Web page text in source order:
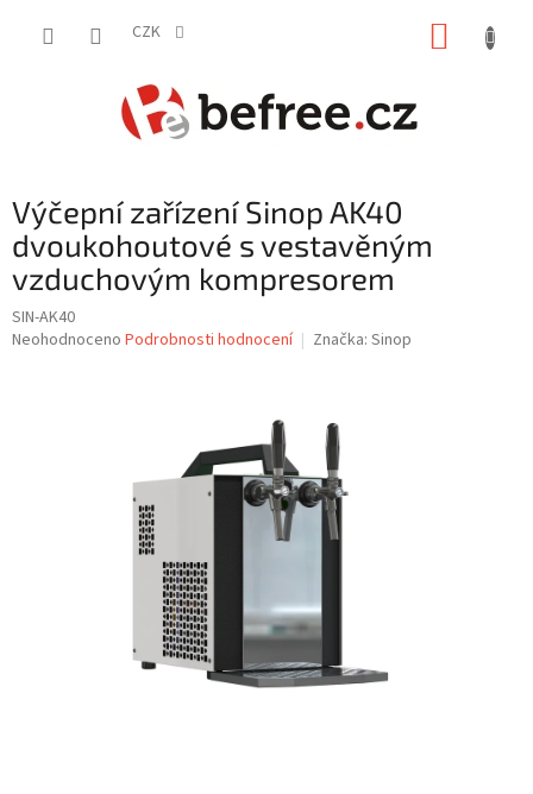
CZK
Výčepní zařízení Sinop AK40
dvoukohoutové s vestavěným
vzduchovým kompresorem
SIN-AK40
Průměrné
Neohodnoceno Podrobnosti hodnocení Značka: Sinop